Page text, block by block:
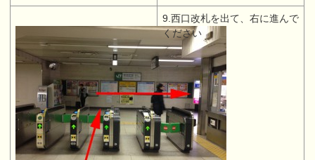
9.西口改札を出て、右に進んで
ください